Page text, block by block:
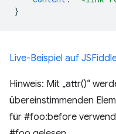
}
Live-Beispiel auf
Hinweis: Mit „attr()“
übereinstimmenden
für #foo:before